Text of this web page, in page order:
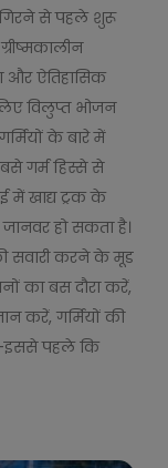
से पहले शुरू
और ऐतिहासिक
विलुप्त भोजन
के बारे में
गर्म हिस्से से
में खाद्य ट्रक के
हो सकता है।
सवारी करने के मूड
का बस दौरा करें,
करें, गर्मियों की
इससे पहले कि